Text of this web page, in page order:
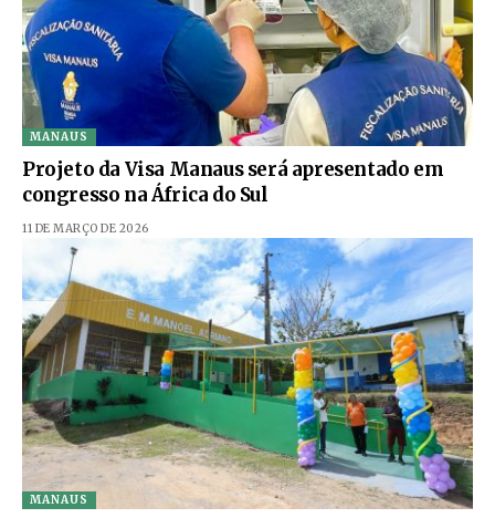
MANAUS
Projeto da Visa Manaus será apresentado em
congresso na África do Sul
11 DE MARÇO DE 2026
MANAUS